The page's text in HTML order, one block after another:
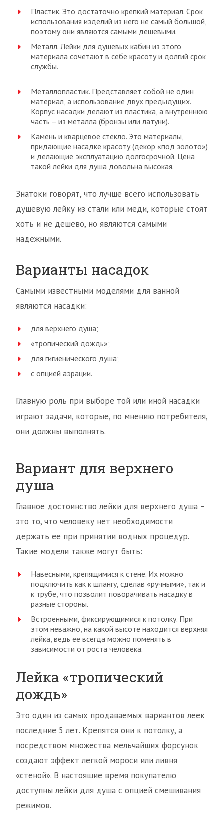
Пластик. Это достаточно крепкий материал. Срок
использования изделий из него не самый большой,
поэтому они являются самыми дешевыми.
Металл. Лейки для душевых кабин из этого
материала сочетают в себе красоту и долгий срок
службы.
Металлопластик. Представляет собой не один
материал, а использование двух предыдущих.
Корпус насадки делают из пластика, а внутреннюю
часть – из металла (бронзы или латуни).
Камень и кварцевое стекло. Это материалы,
придающие насадке красоту (декор «под золото»)
и делающие эксплуатацию долгосрочной. Цена
такой лейки для душа довольна высокая.
Знатоки говорят, что лучше всего использовать
душевую лейку из стали или меди, которые стоят
хоть и не дешево, но являются самыми
надежными.
Варианты насадок
Самыми известными моделями для ванной
являются насадки:
для верхнего душа;
«тропический дождь»;
для гигиенического душа;
с опцией аэрации.
Главную роль при выборе той или иной насадки
играют задачи, которые, по мнению потребителя,
они должны выполнять.
Вариант для верхнего
душа
Главное достоинство лейки для верхнего душа –
это то, что человеку нет необходимости
держать ее при принятии водных процедур.
Такие модели также могут быть:
Навесными, крепящимися к стене. Их можно
подключить как к шлангу, сделав «ручными», так и
к трубе, что позволит поворачивать насадку в
разные стороны.
Встроенными, фиксирующимися к потолку. При
этом неважно, на какой высоте находится верхняя
лейка, ведь ее всегда можно поменять в
зависимости от роста человека.
Лейка «тропический
дождь»
Это один из самых продаваемых вариантов леек
последние 5 лет. Крепятся они к потолку, а
посредством множества мельчайших форсунок
создают эффект легкой мороси или ливня
«стеной». В настоящие время покупателю
доступны лейки для душа с опцией смешивания
режимов.